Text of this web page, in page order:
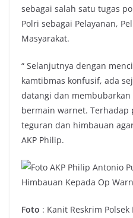
sebagai salah satu tugas
Polri sebagai Pelayanan,
Masyarakat.
“ Selanjutnya dengan
kamtibmas konfusif, ada
datangi dan membubarkan
bermain warnet. Terhadap
teguran dan himbauan
AKP Philip.
Foto : Kanit Reskrim